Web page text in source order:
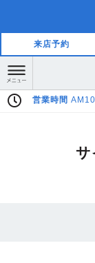
来店予約
営業時間
サ